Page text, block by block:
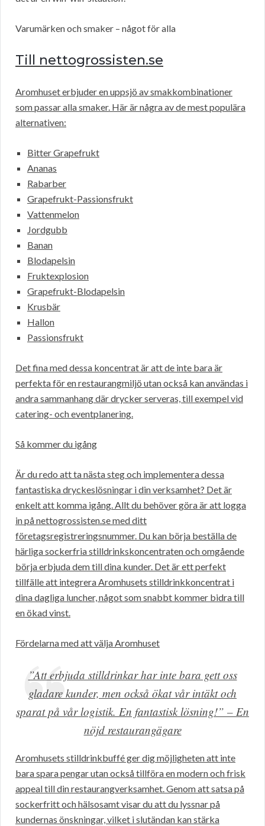
Varumärken och smaker – något för alla
Till nettogrossisten.se
Aromhuset erbjuder en uppsjö av smakkombinationer
som passar alla smaker. Här är några av de mest populära
alternativen:
Bitter Grapefrukt
Ananas
Rabarber
Grapefrukt-Passionsfrukt
Vattenmelon
Jordgubb
Banan
Blodapelsin
Fruktexplosion
Grapefrukt-Blodapelsin
Krusbär
Hallon
Passionsfrukt
Det fina med dessa koncentrat är att de inte bara är
perfekta för en restaurangmiljö utan också kan användas i
andra sammanhang där drycker serveras, till exempel vid
catering- och eventplanering.
Så kommer du igång
Är du redo att ta nästa steg och implementera dessa
fantastiska dryckeslösningar i din verksamhet? Det är
enkelt att komma igång. Allt du behöver göra är att logga
in på nettogrossisten.se med ditt
företagsregistreringsnummer. Du kan börja beställa de
härliga sockerfria stilldrinkskoncentraten och omgående
börja erbjuda dem till dina kunder. Det är ett perfekt
tillfälle att integrera Aromhusets stilldrinkkoncentrat i
dina dagliga luncher, något som snabbt kommer bidra till
en ökad vinst.
Fördelarna med att välja Aromhuset
”Att erbjuda stilldrinkar har inte bara gett oss
gladare kunder, men också ökat vår intäkt och
sparat på vår logistik. En fantastisk lösning!” – En
nöjd restaurangägare
Aromhusets stilldrinkbuffé ger dig möjligheten att inte
bara spara pengar utan också tillföra en modern och frisk
appeal till din restaurangverksamhet. Genom att satsa på
sockerfritt och hälsosamt visar du att du lyssnar på
kundernas önskningar, vilket i slutändan kan stärka